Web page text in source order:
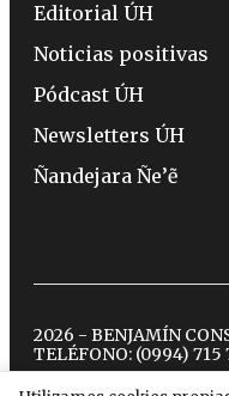
Editorial ÚH
Noticias positivas
Pódcast ÚH
Newsletters ÚH
Ñandejara Ñe’ẽ
2026 - BENJAMÍN
TELÉFONO: (0994) 715